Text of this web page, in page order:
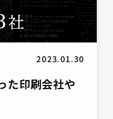
2023.01.30
た印刷会社や